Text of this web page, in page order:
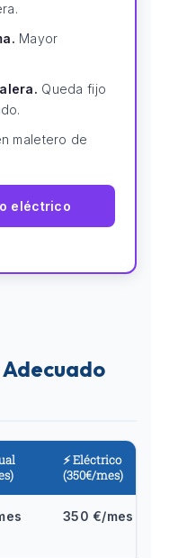
Mayor
Queda fijo
maletero de
eléctrico
Adecuado
⚡ Eléctrico
(350€/mes)
350 €/mes